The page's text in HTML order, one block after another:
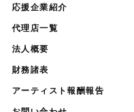
応援企業紹介
代理店一覧
法人概要
財務諸表
アーティスト報酬報告